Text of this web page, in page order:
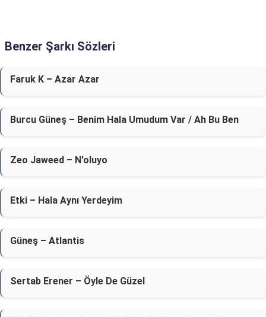
Benzer Şarkı Sözleri
Faruk K – Azar Azar
Burcu Güneş – Benim Hala Umudum Var / Ah Bu Ben
Zeo Jaweed – N'oluyo
Etki – Hala Aynı Yerdeyim
Güneş – Atlantis
Sertab Erener – Öyle De Güzel